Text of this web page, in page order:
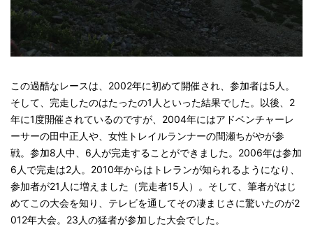
この過酷なレースは、2002年に初めて開催され、参加者は5人。
そして、完走したのはたったの1人といった結果でした。以後、2
年に1度開催されているのですが、2004年にはアドベンチャーレ
ーサーの田中正人や、女性トレイルランナーの間瀬ちがやが参
戦。参加8人中、6人が完走することができました。2006年は参加
6人で完走は2人。2010年からはトレランが知られるようになり、
参加者が21人に増えました（完走者15人）。そして、筆者がはじ
めてこの大会を知り、テレビを通してその凄まじさに驚いたのが2
012年大会。23人の猛者が参加した大会でした。